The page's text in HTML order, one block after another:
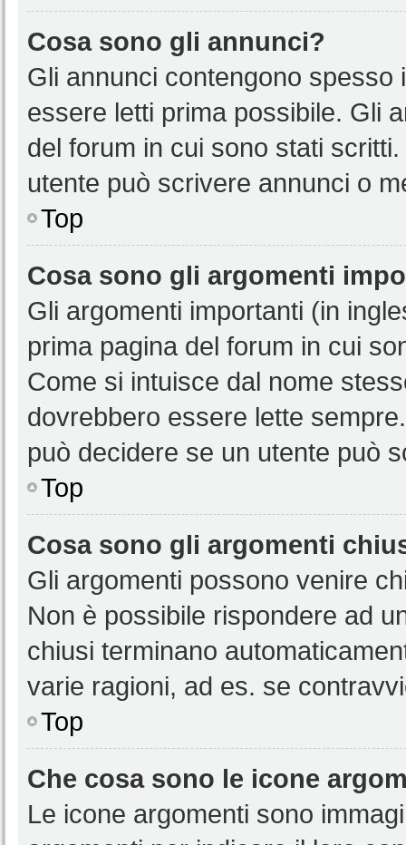
Cosa sono gli annunci?
Gli annunci contengono
essere letti prima possibile. Gli
del forum in cui sono stati
utente può scrivere annunci o
Top
Cosa sono gli argomenti
Gli argomenti importanti (in
prima pagina del forum in cui
Come si intuisce dal nome
dovrebbero essere lette
può decidere se un utente può
Top
Cosa sono gli argomenti
Gli argomenti possono venire
Non è possibile rispondere ad
chiusi terminano
varie ragioni, ad es. se
Top
Che cosa sono le icone
Le icone argomenti sono